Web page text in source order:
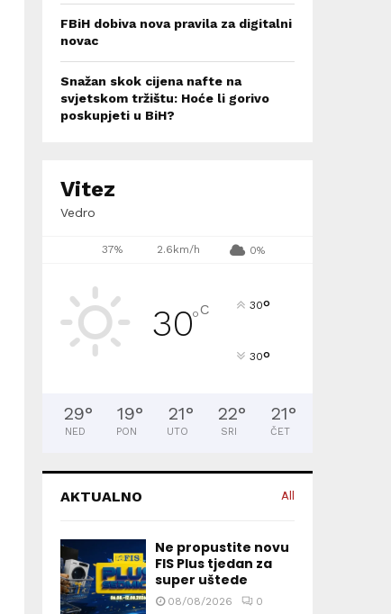
FBiH dobiva nova pravila za digitalni
novac
Snažan skok cijena nafte na
svjetskom tržištu: Hoće li gorivo
poskupjeti u BiH?
Vitez
Vedro
37% 2.6km/h 0%
30°C 30°
30°
29°
NED
19°
PON
21°
UTO
22°
SRI
21°
ČET
AKTUALNO All
Ne propustite novu
FIS Plus tjedan za
super uštede
08/08/2026 0